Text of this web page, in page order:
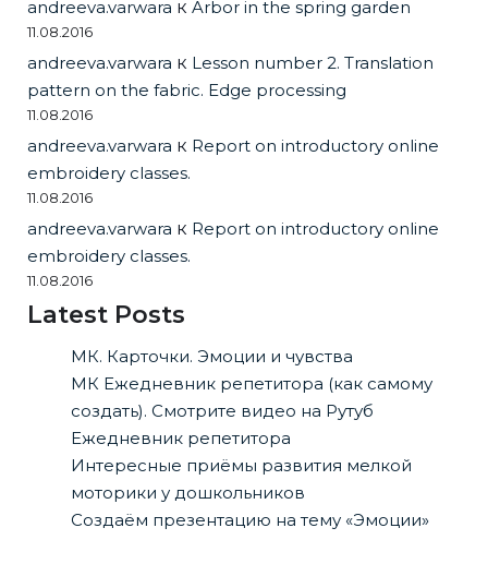
andreeva.varwara к Arbor in the spring garden
11.08.2016
andreeva.varwara к Lesson number 2. Translation
pattern on the fabric. Edge processing
11.08.2016
andreeva.varwara к Report on introductory online
embroidery classes.
11.08.2016
andreeva.varwara к Report on introductory online
embroidery classes.
11.08.2016
Latest Posts
МК. Карточки. Эмоции и чувства
МК Ежедневник репетитора (как самому
создать). Смотрите видео на Рутуб
Ежедневник репетитора
Интересные приёмы развития мелкой
моторики у дошкольников
Создаём презентацию на тему «Эмоции»